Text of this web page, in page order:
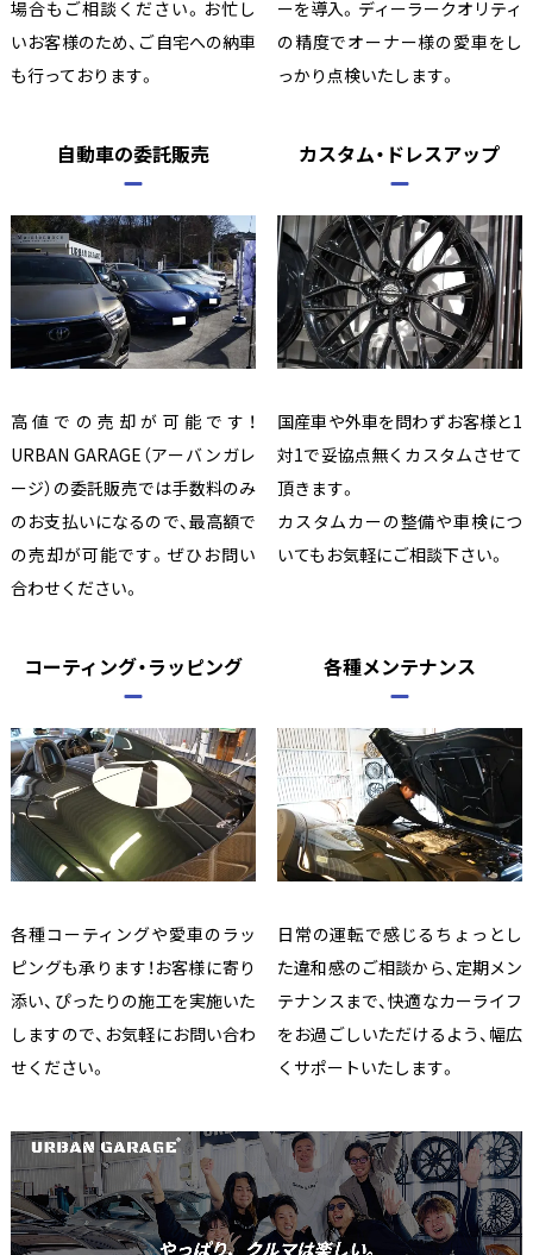
場合もご相談ください。お忙し
いお客様のため、ご自宅への納車
も行っております。
ーを導入。ディーラークオリティ
の精度でオーナー様の愛車をし
っかり点検いたします。
自動車の委託販売
高値での売却が可能です！
URBAN GARAGE（アーバンガレ
ージ）の委託販売では手数料のみ
のお支払いになるので、最高額で
の売却が可能です。ぜひお問い
合わせください。
カスタム・ドレスアップ
国産車や外車を問わずお客様と1
対1で妥協点無くカスタムさせて
頂きます。
カスタムカーの整備や車検につ
いてもお気軽にご相談下さい。
コーティング・ラッピング
各種コーティングや愛車のラッ
ピングも承ります！お客様に寄り
添い、ぴったりの施工を実施いた
しますので、お気軽にお問い合わ
せください。
各種メンテナンス
日常の運転で感じるちょっとし
た違和感のご相談から、定期メン
テナンスまで、快適なカーライフ
をお過ごしいただけるよう、幅広
くサポートいたします。